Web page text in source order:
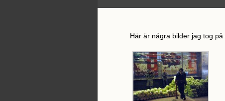
Här är några bilder jag tog